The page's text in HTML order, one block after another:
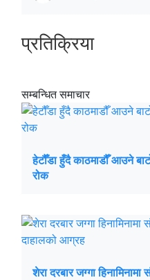
प्रतिक्रिया
सम्बन्धित समाचार
हेटौँडा हुँदै काठमाडौँ आउने
रोक
शेरा दरबार जग्गा